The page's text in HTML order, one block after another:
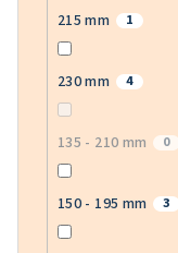
215 mm 1
230 mm 4
135 - 210 mm 0
150 - 195 mm 3